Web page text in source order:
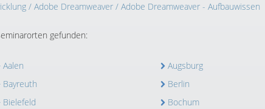
/ Adobe Dreamweaver / Adobe Dreamweaver - Aufbauwissen
gefunden:
Aalen
Augsburg
Bayreuth
Berlin
Bielefeld
Bochum